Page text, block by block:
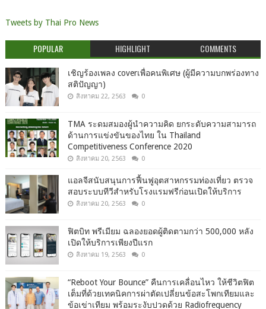
Tweets by Thai Pro News
POPULAR HIGHLIGHT COMMENTS
เชิญร้องเพลง coverเพื่อคนพิเศษ (ผู้มีความบกพร่องทาง
สติปัญญา)
สิงหาคม 22, 2563 0
TMA ระดมสมองผู้นำความคิด ยกระดับความสามารถ
ด้านการแข่งขันของไทย ใน Thailand
Competitiveness Conference 2020
สิงหาคม 20, 2563 0
แอลจีสนับสนุนการฟื้นฟูอุตสาหกรรมท่องเที่ยว ตรวจ
สอบระบบทีวีสำหรับโรงแรมฟรีก่อนเปิดให้บริการ
สิงหาคม 20, 2563 0
ฟิตบิท พรีเมียม ฉลองยอดผู้ติดตามกว่า 500,000 หลัง
เปิดให้บริการเพียงปีแรก
สิงหาคม 19, 2563 0
“Reboot Your Bounce” คืนการเคลื่อนไหว ให้ชีวิตฟิต
เต็มที่ด้วยเทคนิคการผ่าตัดเปลี่ยนข้อสะโพกเทียมและ
ข้อเข่าเทียม พร้อมระงับปวดด้วย Radiofrequency